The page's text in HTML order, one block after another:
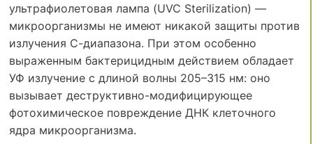
ультрафиолетовая лампа (UVC Sterilization) —
микроорганизмы не имеют никакой защиты против
излучения С-диапазона. При этом особенно
выраженным бактерицидным действием обладает
УФ излучение с длиной волны 205–315 нм: оно
вызывает деструктивно-модифицирующее
фотохимическое повреждение ДНК клеточного
ядра микроорганизма.